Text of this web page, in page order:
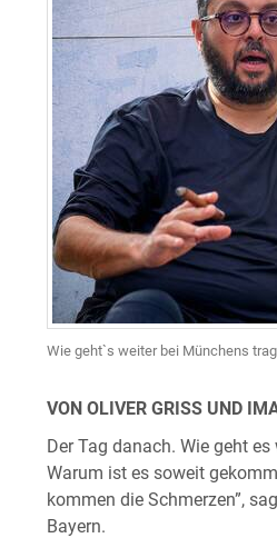
Wie geht`s weiter bei Münchens
VON OLIVER GRISS UND
Der Tag danach. Wie geht
Warum ist es soweit
kommen die Schmerzen”,
Bayern.